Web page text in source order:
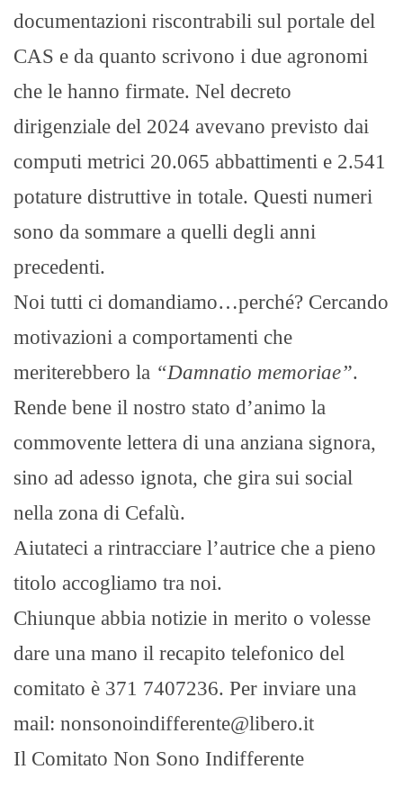
documentazioni riscontrabili sul portale del
CAS e da quanto scrivono i due agronomi
che le hanno firmate. Nel decreto
dirigenziale del 2024 avevano previsto dai
computi metrici 20.065 abbattimenti e 2.541
potature distruttive in totale. Questi numeri
sono da sommare a quelli degli anni
precedenti.
Noi tutti ci domandiamo…perché? Cercando
motivazioni a comportamenti che
meriterebbero la “Damnatio memoriae”.
Rende bene il nostro stato d’animo la
commovente lettera di una anziana signora,
sino ad adesso ignota, che gira sui social
nella zona di Cefalù.
Aiutateci a rintracciare l’autrice che a pieno
titolo accogliamo tra noi.
Chiunque abbia notizie in merito o volesse
dare una mano il recapito telefonico del
comitato è 371 7407236. Per inviare una
mail: nonsonoindifferente@libero.it
Il Comitato Non Sono Indifferente